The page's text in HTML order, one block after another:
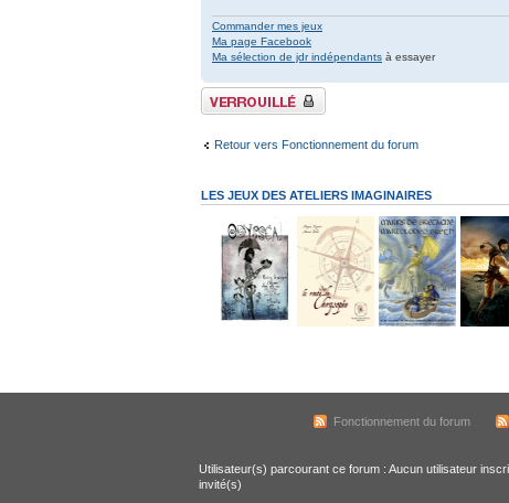
Commander mes jeux
Ma page Facebook
Ma sélection de jdr indépendants à essayer
Sujet verrouillé
Retour vers Fonctionnement du forum
LES JEUX DES ATELIERS IMAGINAIRES
Fonctionnement du forum
Utilisateur(s) parcourant ce forum : Aucun utilisateur
invité(s)